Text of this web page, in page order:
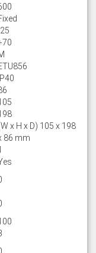
IP40
x H x D) 105 x 198
86 mm